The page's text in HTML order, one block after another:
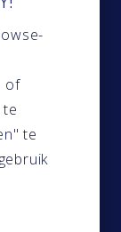
of
te